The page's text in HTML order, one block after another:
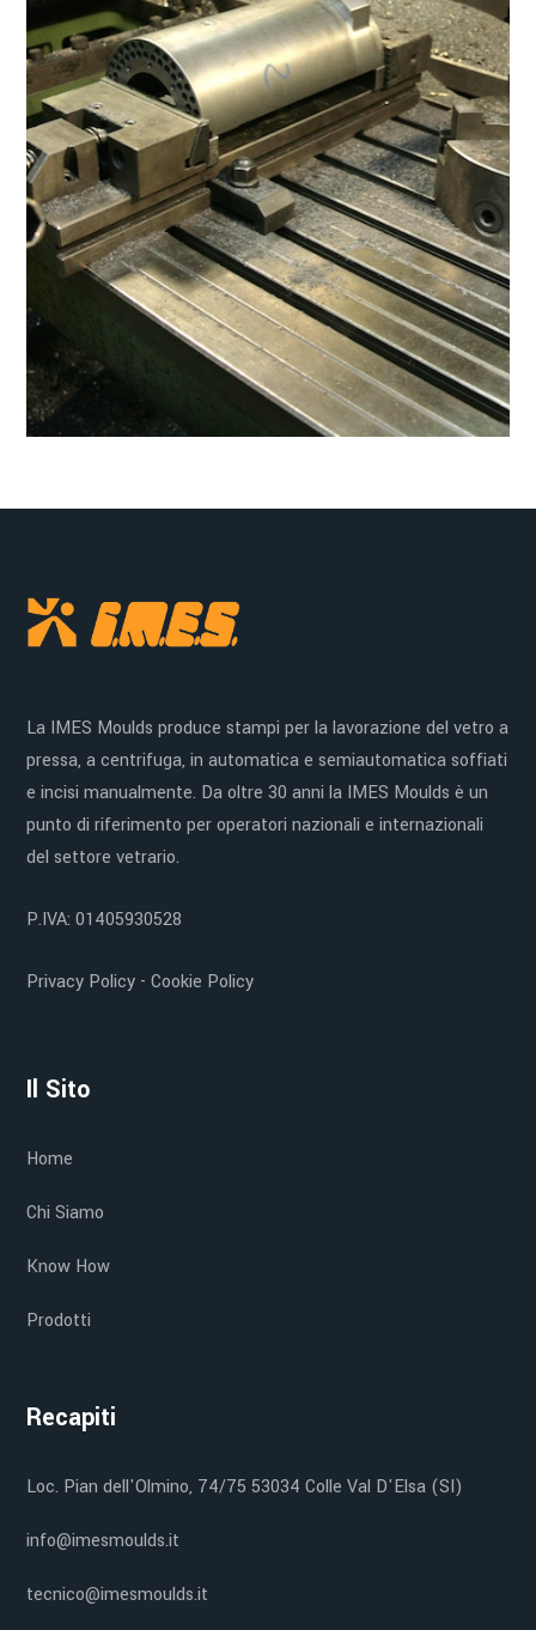
La IMES Moulds produce stampi per la lavorazione del vetro a
pressa, a centrifuga, in automatica e semiautomatica soffiati
e incisi manualmente. Da oltre 30 anni la IMES Moulds è un
punto di riferimento per operatori nazionali e internazionali
del settore vetrario.
P.IVA: 01405930528
Privacy Policy- Cookie Policy
Il Sito
Home
Chi Siamo
Know How
Prodotti
Recapiti
Loc. Pian dell'Olmino, 74/75 53034 Colle Val D'Elsa (SI)
info@imesmoulds.it
tecnico@imesmoulds.it